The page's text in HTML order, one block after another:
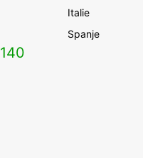
140
Italie
Spanje